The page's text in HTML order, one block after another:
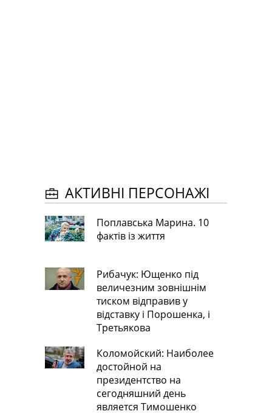
АКТИВНІ ПЕРСОНАЖІ
Поплавська Марина. 10
фактів із життя
Рибачук: Ющенко під
величезним зовнішнім
тиском відправив у
відставку і Порошенка, і
Третьякова
Коломойский: Наиболее
достойной на
президентство на
сегодняшний день
является Тимошенко